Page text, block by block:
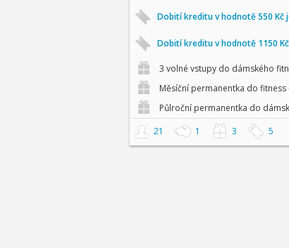
Dobití kreditu v hodnotě 550 Kč
Dobití kreditu v hodnotě 1150
3 volné vstupy do dámského
Měsíční permanentka do fitness
Půlroční permanentka do
21
1 3 5